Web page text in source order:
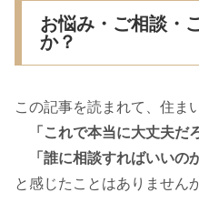
お悩み・ご相談・
か？
この記事を読まれて、住ま
「これで本当に大丈夫だ
「誰に相談すればいいの
と感じたことはありません